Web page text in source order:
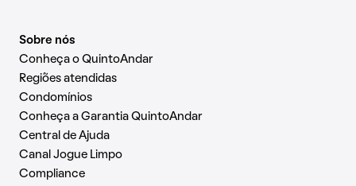
Sobre nós
Conheça o QuintoAndar
Regiões atendidas
Condomínios
Conheça a Garantia QuintoAndar
Central de Ajuda
Canal Jogue Limpo
Compliance